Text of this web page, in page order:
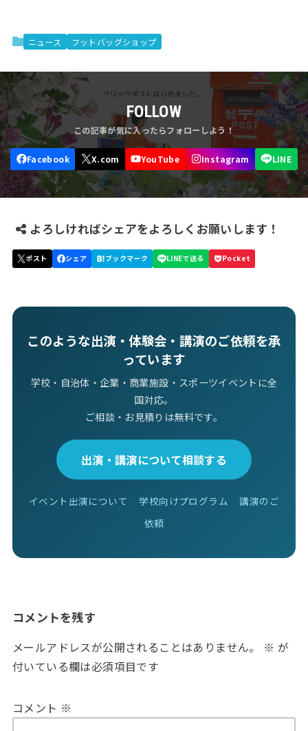
ニュース フットバッグショップ
FOLLOW
よろしければシェアをよろしくお願いします！
このような出演・体験会・講演のご依頼を承
っています
学校・自治体・企業・商業施設・スポーツイベントに全
国対応。
ご相談・お見積りは無料です。
出演・講演について相談する
イベント出演について 学校向けプログラム
講演のご
依頼
コメントを残す
メールアドレスが公開されることはありません。 ※ が
付いている欄は必須項目です
コメント ※